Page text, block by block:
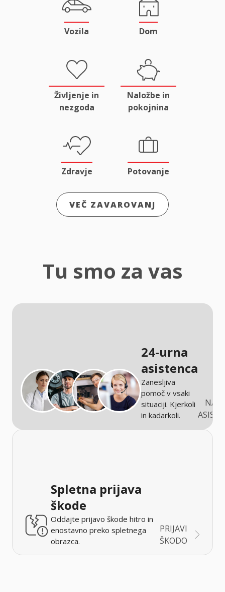
Vozila Dom
Življenje in
nezgoda
Naložbe in
pokojnina
Zdravje Potovanje
VEČ ZAVAROVANJ
Tu smo za vas
24-urna
asistenca
Zanesljiva
pomoč v vsaki
situaciji. Kjerkoli
in kadarkoli.
Spletna prijava
škode
Oddajte prijavo škode hitro in
enostavno preko spletnega
obrazca.
PRIJAVI
ŠKODO